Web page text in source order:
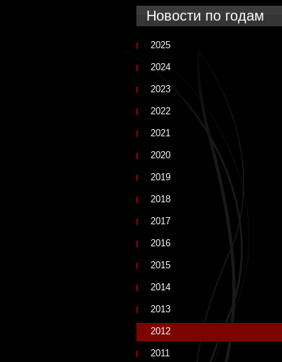
Новости по годам
2025
2024
2023
2022
2021
2020
2019
2018
2017
2016
2015
2014
2013
2012
2011